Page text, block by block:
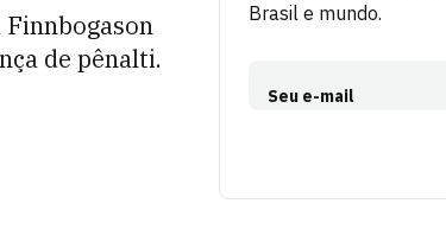
de pênalti.
Brasil e mundo.
Seu e-mail